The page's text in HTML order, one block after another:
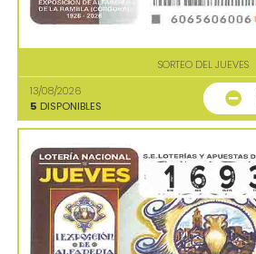
SORTEO DEL JUEVES
13/08/2026
5 DISPONIBLES